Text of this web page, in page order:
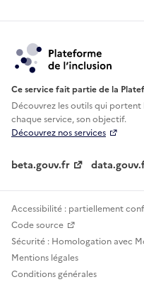
Ce service fait partie de la
Découvrez les outils qui portent
chaque service, son objectif.
Découvrez nos services
beta.gouv.fr
Accessibilité : partiellement
Code source
Sécurité : Homologation avec
Mentions légales
Conditions générales